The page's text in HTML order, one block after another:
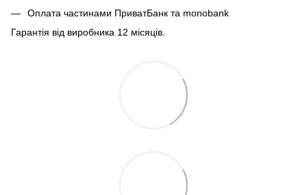
Оплата частинами ПриватБанк та monobank
Гарантія від виробника 12 місяців.